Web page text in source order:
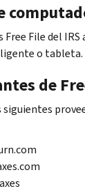
Free Filedel IRS
o tableta.
de
siguientes
.com
.com